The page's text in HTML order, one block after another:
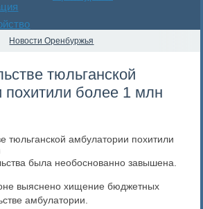
Новости Оренбуржья
тюльганской
похитили более 1 млн
была необоснованно завышена.
выяснено хищение бюджетных
амбулатории.